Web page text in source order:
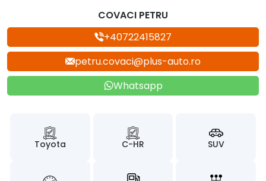
COVACI PETRU
+40722415827
petru.covaci@plus-auto.ro
Whatsapp
Toyota C-HR SUV